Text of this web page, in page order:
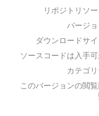
リポジトリソー
バージ
ダウンロードサ
ソースコードは入手
カテゴ
このバージョンの閲覧